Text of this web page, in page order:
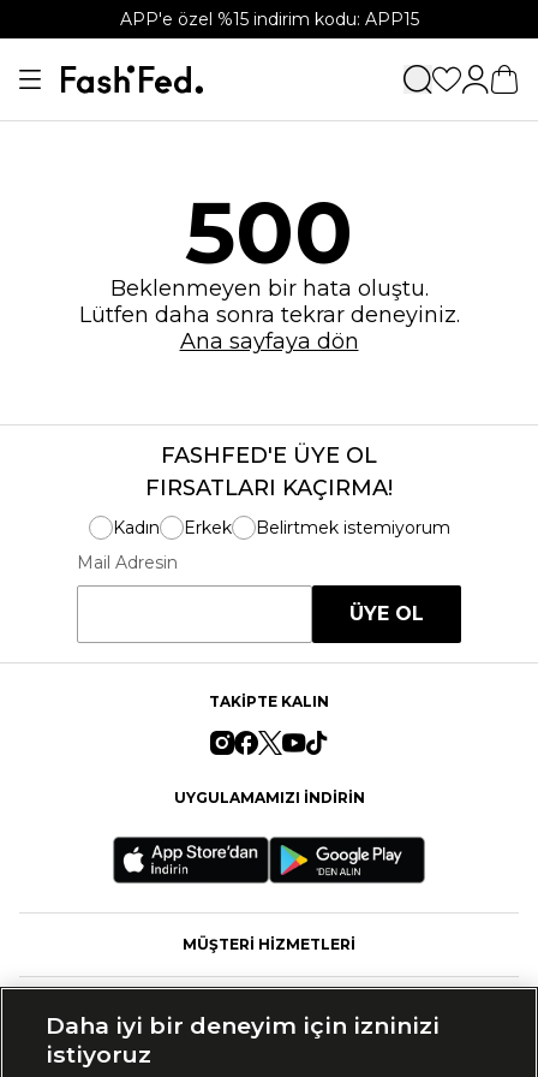
APP'e özel %15 indirim kodu: APP15
500
Beklenmeyen bir hata oluştu.
Lütfen daha sonra tekrar deneyiniz.
Ana sayfaya dön
FASHFED'E ÜYE OL
FIRSATLARI KAÇIRMA!
Kadın Erkek
Belirtmek istemiyorum
Mail Adresin
ÜYE OL
TAKİPTE KALIN
UYGULAMAMIZI İNDİRİN
MÜŞTERİ HİZMETLERİ
Daha iyi bir deneyim için izninizi
istiyoruz